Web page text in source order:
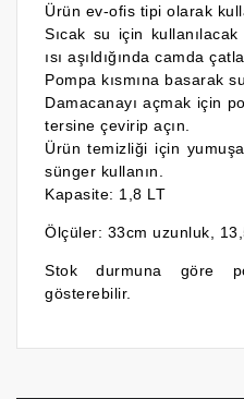
Ürün ev-ofis tipi olarak
Sıcak su için
ısı aşıldığında camda
Pompa kısmına basarak su
Damacanayı açmak için
tersine çevirip açın.
Ürün temizliği için
sünger kullanın.
Kapasite: 1,8 LT
Ölçüler: 33cm uzunluk,
Stok durmuna göre
gösterebilir.